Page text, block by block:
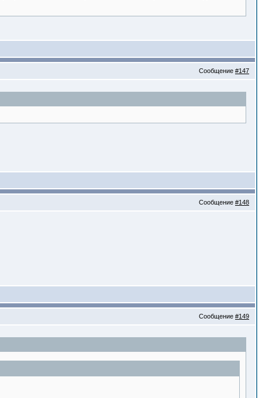
Сообщение #147
Сообщение #148
Сообщение #149